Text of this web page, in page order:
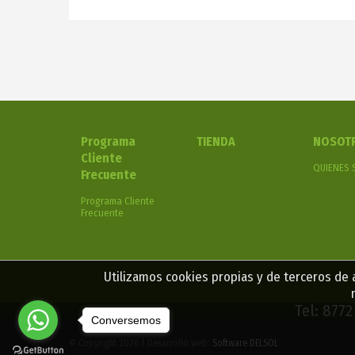
Programa
Cliente
Frecuente
Programa Cliente
Frecuente
TIENDA
QUIENES
Tel:
Software DELSOL
Utilizamos cookies propias y de terceros de
Conversemos